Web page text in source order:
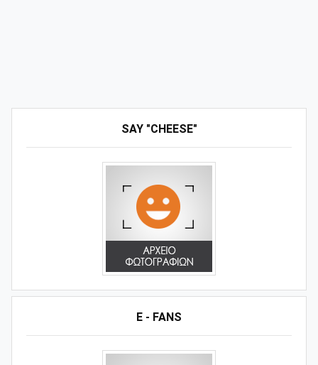
SAY "CHEESE"
E - FANS